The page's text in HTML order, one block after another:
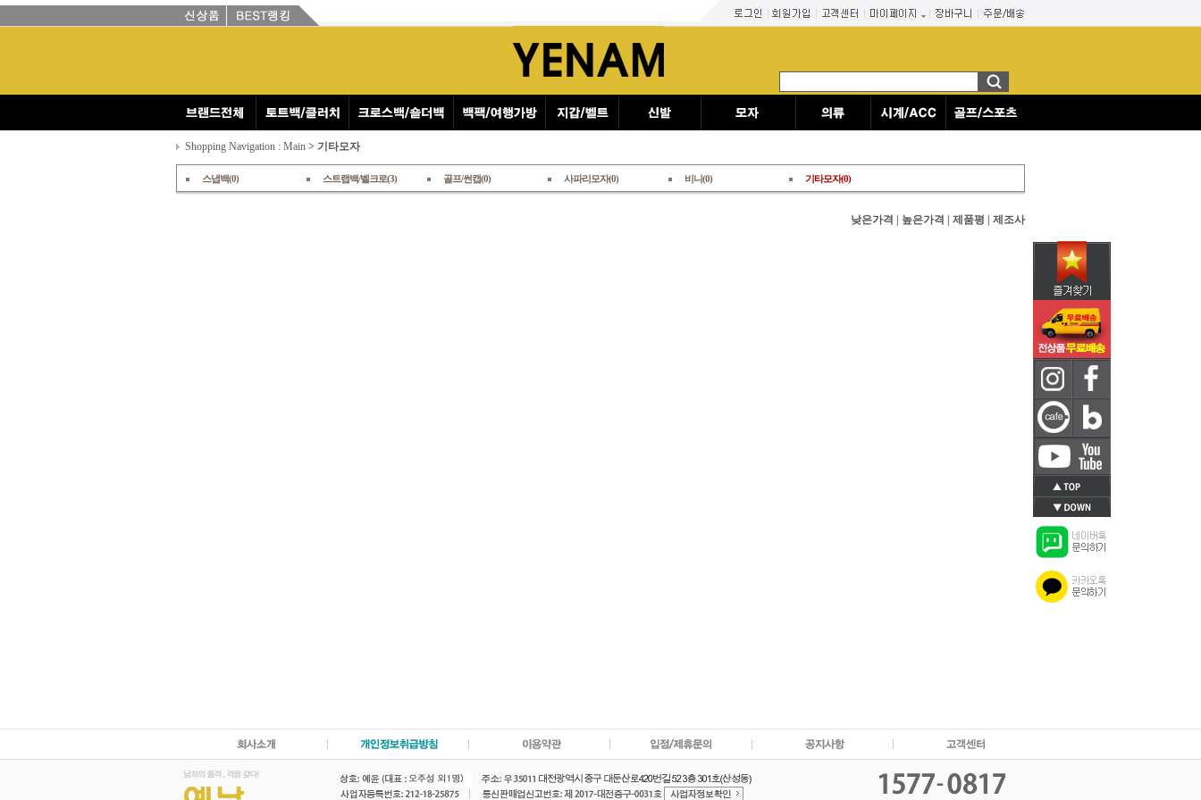
Shopping Navigation : Main > 기타모자
스냅백(0) 스트랩백/벨크로(3) 골프/썬캡(0) 사파리모자(0) 비니(0) 기타모자(0)
낮은가격 높은가격 제품평 제조사